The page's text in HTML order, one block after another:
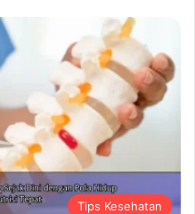
Tips Kesehatan